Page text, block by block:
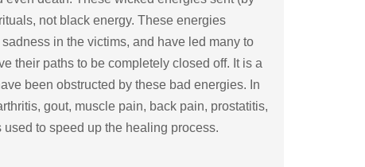
not black energy. These energies
in the victims, and have led many to
their paths to be completely closed off. It is a
been obstructed by these bad energies. In
gout, muscle pain, back pain, prostatitis,
to speed up the healing process.